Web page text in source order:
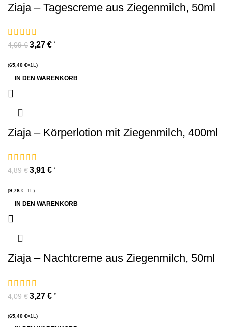
Ziaja – Tagescreme aus Ziegenmilch, 50ml
4,09€ 3,27 € *
(65,40 €=1L)
IN DEN WARENKORB
Ziaja – Körperlotion mit Ziegenmilch, 400ml
4,89€ 3,91 € *
(9,78 €=1L)
IN DEN WARENKORB
Ziaja – Nachtcreme aus Ziegenmilch, 50ml
4,09€ 3,27 € *
(65,40 €=1L)